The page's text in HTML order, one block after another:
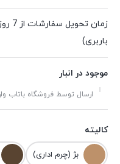
باربری)
موجود در انبار
ارسال توسط فروشگاه باتاب
کالیته
بژ (چرم اداری)